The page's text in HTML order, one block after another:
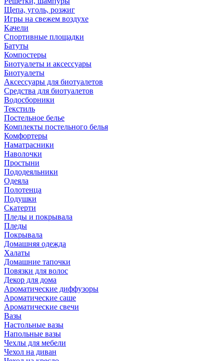
Щепа, уголь, розжиг
Игры на свежем воздухе
Качели
Спортивные площадки
Батуты
Компостеры
Биотуалеты и аксессуары
Биотуалеты
Аксессуары для биотуалетов
Средства для биотуалетов
Водосборники
Текстиль
Постельное белье
Комплекты постельного белья
Комфортеры
Наматрасники
Наволочки
Простыни
Пододеяльники
Одеяла
Полотенца
Подушки
Скатерти
Пледы и покрывала
Пледы
Покрывала
Домашняя одежда
Халаты
Домашние тапочки
Повязки для волос
Декор для дома
Ароматические диффузоры
Ароматические саше
Ароматические свечи
Вазы
Настольные вазы
Напольные вазы
Чехлы для мебели
Чехол на диван